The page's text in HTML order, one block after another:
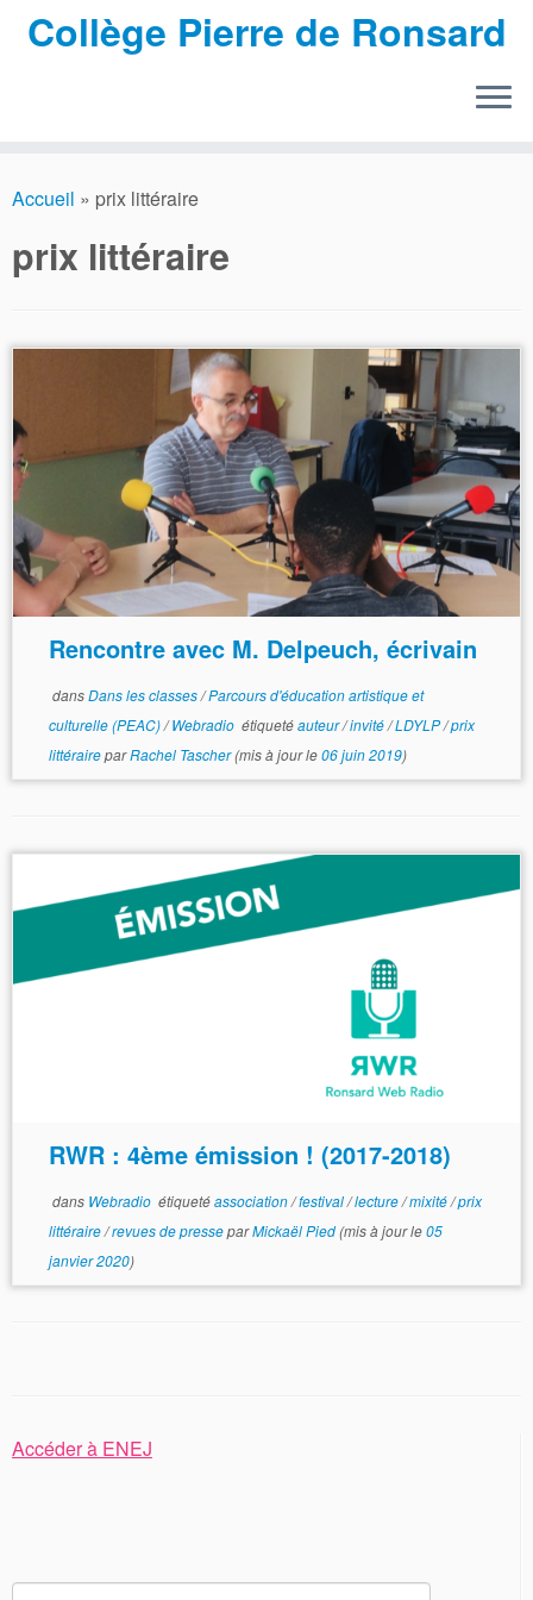
au
Collège Pierre de Ronsard
Accueil » prix littéraire
prix littéraire
Rencontre avec M. Delpeuch, écrivain
dansDans les classes/Parcours d'éducation artistique et
culturelle (PEAC)/Webradio étiquetéauteur/invité/LDYLP/prix
littéraireparRachel Tascher(mis à jour le06 juin 2019)
RWR : 4ème émission ! (2017-2018)
dans Webradio étiquetéassociation/festival/lecture/mixité/prix
littéraire/revues de presseparMickaël Pied(mis à jour le05
janvier 2020)
Accéder à ENEJ